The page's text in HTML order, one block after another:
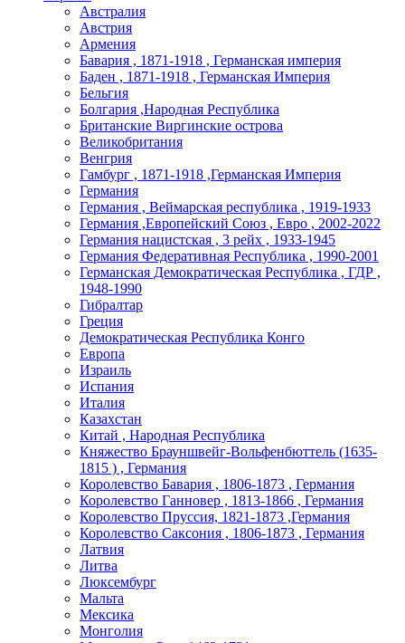
Австралия
Австрия
Армения
Бавария , 1871-1918 , Германская империя
Баден , 1871-1918 , Германская Империя
Бельгия
Болгария ,Народная Республика
Британские Виргинские острова
Великобритания
Венгрия
Гамбург , 1871-1918 ,Германская Империя
Германия
Германия , Веймарская республика , 1919-1933
Германия ,Европейский Союз , Евро , 2002-2022
Германия нацистская , 3 рейх , 1933-1945
Германия Федеративная Республика , 1990-2001
Германская Демократическая Республика , ГДР ,
1948-1990
Гибралтар
Греция
Демократическая Республика Конго
Европа
Израиль
Испания
Италия
Казахстан
Китай , Народная Республика
Княжество Брауншвейг-Вольфенбюттель (1635-
1815 ) , Германия
Королевство Бавария , 1806-1873 , Германия
Королевство Ганновер , 1813-1866 , Германия
Королевство Пруссия, 1821-1873 ,Германия
Королевство Саксония , 1806-1873 , Германия
Латвия
Литва
Люксембург
Мальта
Мексика
Монголия